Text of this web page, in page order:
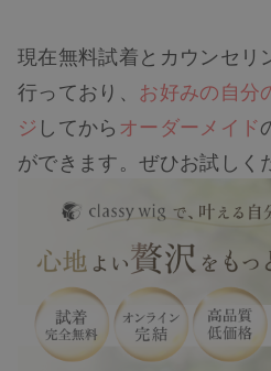
現在無料試着とカウンセリ
行っており、 お好みの自分
ジしてから オーダーメイド
ができます。ぜひお試しく